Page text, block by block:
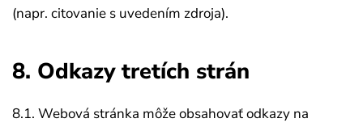
(napr. citovanie s uvedením zdroja).
8. Odkazy tretích strán
8.1. Webová stránka môže obsahovať odkazy na